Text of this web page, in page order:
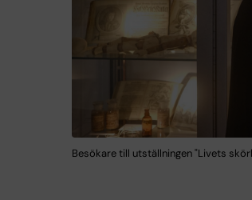
Besökare till utställningen "Livets